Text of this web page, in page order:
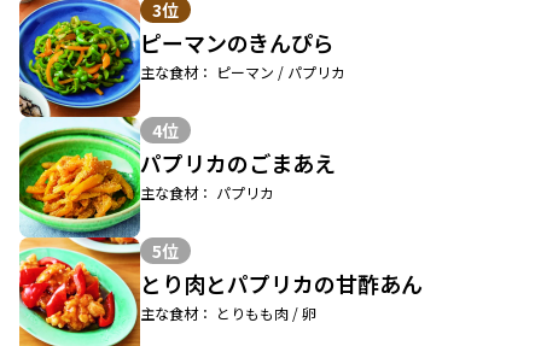
3位
ピーマンのきんぴら
主な食材： ピーマン / パプリカ
4位
パプリカのごまあえ
主な食材： パプリカ
5位
とり肉とパプリカの甘酢あん
主な食材： とりもも肉 / 卵